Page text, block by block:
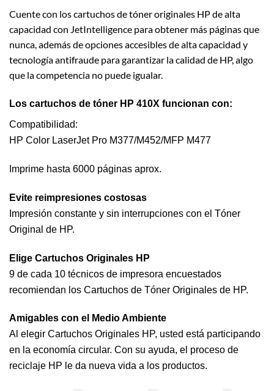
Cuente con los cartuchos de tóner originales HP de alta
capacidad con JetIntelligence para obtener más páginas que
nunca, además de opciones accesibles de alta capacidad y
tecnología antifraude para garantizar la calidad de HP, algo
que la competencia no puede igualar.
Los cartuchos de tóner HP 410X funcionan con:
Compatibilidad:
HP Color LaserJet Pro M377/M452/MFP M477
Imprime hasta 6000 páginas aprox.
Evite reimpresiones costosas
Impresión constante y sin interrupciones con el Tóner
Original de HP.
Elige Cartuchos Originales HP
9 de cada 10 técnicos de impresora encuestados
recomiendan los Cartuchos de Tóner Originales de HP.
Amigables con el Medio Ambiente
Al elegir Cartuchos Originales HP, usted está participando
en la economía circular. Con su ayuda, el proceso de
reciclaje HP le da nueva vida a los productos.